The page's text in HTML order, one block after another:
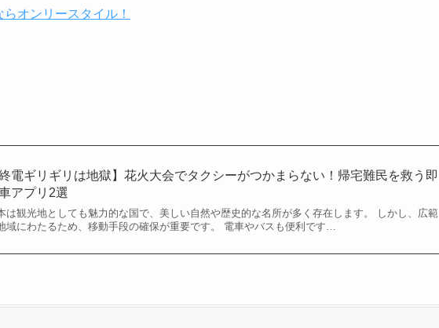
オンリースタイル！
終電ギリギリは地獄】花火大会でタクシーがつかまらない！帰宅難民を救う即
アプリ2選
は観光地としても魅力的な国で、美しい自然や歴史的な名所が多く存在します。 しかし、広範
域にわたるため、移動手段の確保が重要です。 電車やバスも便利です…